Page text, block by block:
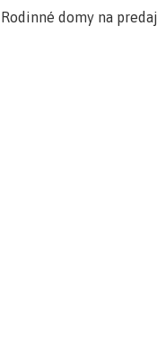
Rodinné domy na predaj